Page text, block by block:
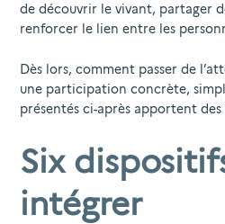
de découvrir le vivant, partager
renforcer le lien entre les
Dès lors, comment passer de
une participation concrète,
présentés ci-après apportent
Six
intégrer